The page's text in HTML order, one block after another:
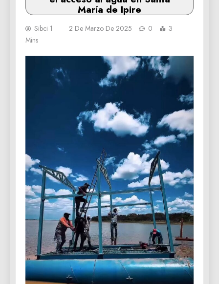
María de Ipire
Sibci 1 2 De Marzo De 2025 0
3
Mins